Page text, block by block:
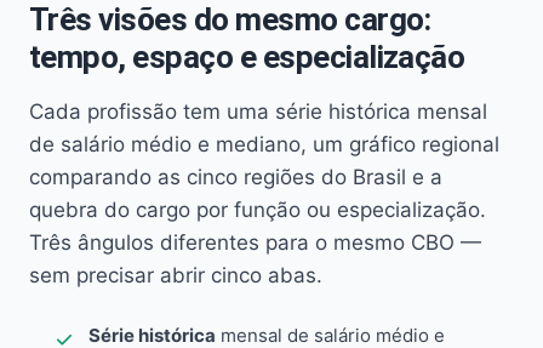
Três visões do mesmo cargo:
tempo, espaço e especialização
Cada profissão tem uma série histórica mensal
de salário médio e mediano, um gráfico regional
comparando as cinco regiões do Brasil e a
quebra do cargo por função ou especialização.
Três ângulos diferentes para o mesmo CBO —
sem precisar abrir cinco abas.
Série histórica mensal de salário médio e